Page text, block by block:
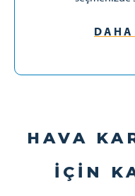
HAVA
IÇIN